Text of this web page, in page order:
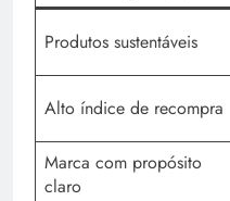
Produtos sustentáveis
Alto índice de recompra
Marca com propósito
claro